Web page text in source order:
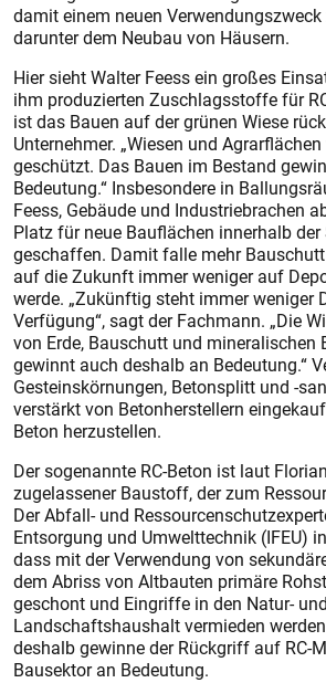
damit einem neuen
darunter dem Neubau von Häusern.
Hier sieht Walter Feess ein großes
ihm produzierten Zuschlagsstoffe für
ist das Bauen auf der grünen Wiese
Unternehmer. „Wiesen und
geschützt. Das Bauen im Bestand
Bedeutung.“ Insbesondere in
Feess, Gebäude und Industrie­brachen
Platz für neue Bauflächen innerhalb
geschaffen. Damit falle mehr
auf die Zukunft immer weniger auf
werde. „Zukünftig steht immer weniger
Verfügung“, sagt der Fachmann. „Die
von Erde, Bauschutt und mineralischen
gewinnt auch deshalb an Bedeutung.“
Gesteinskörnungen, Betonsplitt und -
verstärkt von Betonherstellern
Beton herzustellen.
Der sogenannte RC-Beton ist laut
zugelassener Baustoff, der zum
Der Abfall- und
Entsorgung und Umwelttechnik (IFEU)
dass mit der Verwendung von
dem Abriss von Altbauten primäre
geschont und Eingriffe in den Natur- und
Landschaftshaushalt vermieden
deshalb gewinne der Rückgriff auf RC-
Bausektor an Bedeutung.